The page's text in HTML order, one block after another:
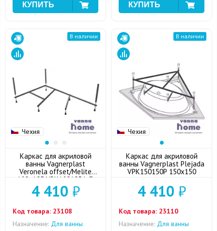
Чехия
В наличии
Каркас для акриловой
ванны Vagnerplast
Veronela offset/Melite
160x105 VPK160105 L/R
4 410 ₽
Код товара: 23108
Назначение: Для ванны
Чехия
В наличии
Каркас для акриловой
ванны Vagnerplast Plejada
VPK150150P 150x150
4 410 ₽
Код товара: 23110
Назначение: Для ванны